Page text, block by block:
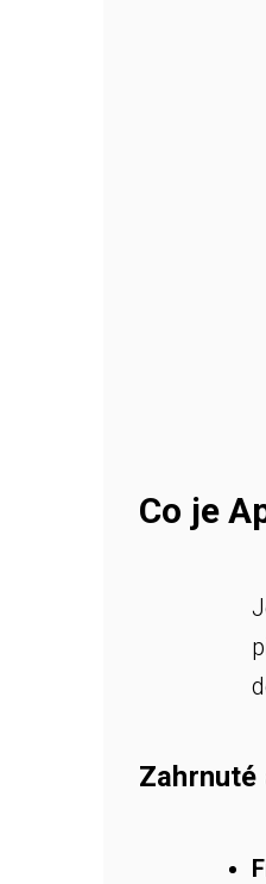
Co je
Zahrnuté